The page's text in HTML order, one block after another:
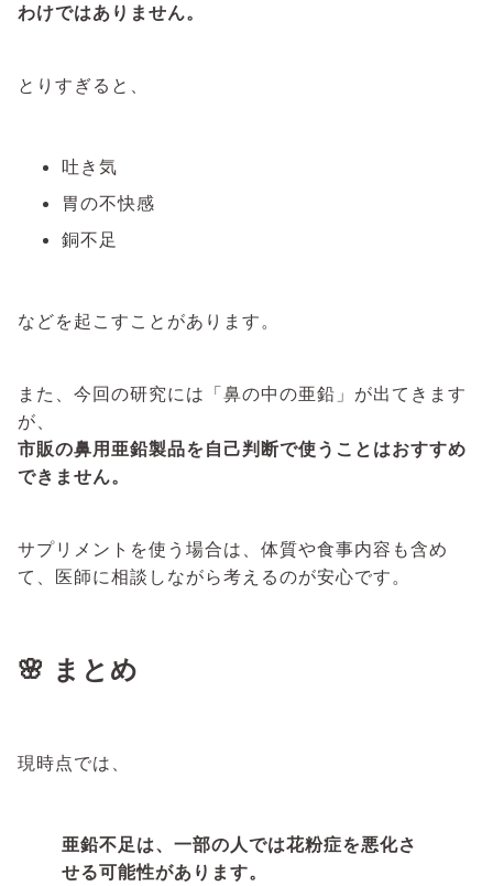
わけではありません。
とりすぎると、
吐き気
胃の不快感
銅不足
などを起こすことがあります。
また、今回の研究には「鼻の中の亜鉛」が出てきます
が、
市販の鼻用亜鉛製品を自己判断で使うことはおすすめ
できません。
サプリメントを使う場合は、体質や食事内容も含め
て、医師に相談しながら考えるのが安心です。
🌸 まとめ
現時点では、
亜鉛不足は、一部の人では花粉症を悪化さ
せる可能性があります。